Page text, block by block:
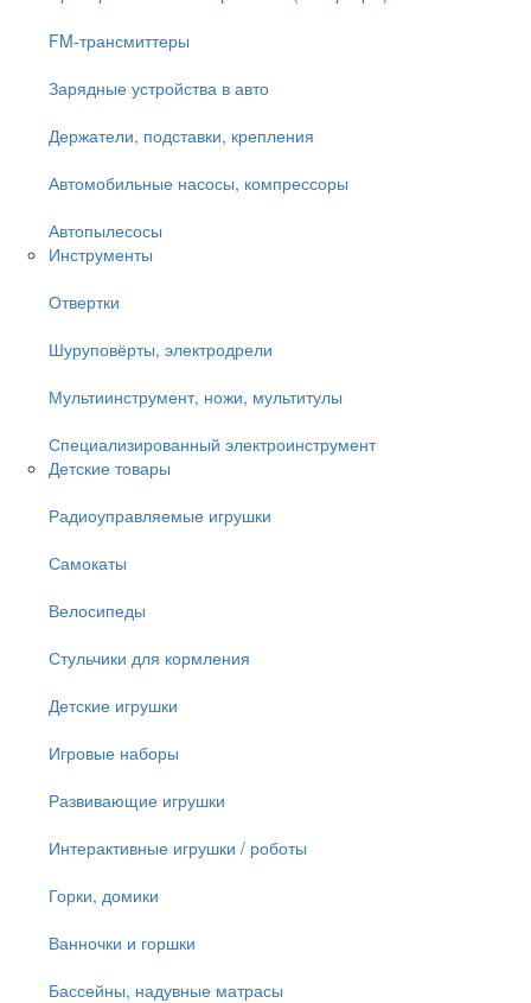
FM-трансмиттеры
Зарядные устройства в авто
Держатели, подставки, крепления
Автомобильные насосы, компрессоры
Автопылесосы
Инструменты
Отвертки
Шуруповёрты, электродрели
Мультиинструмент, ножи, мультитулы
Специализированный электроинструмент
Детские товары
Радиоуправляемые игрушки
Самокаты
Велосипеды
Стульчики для кормления
Детские игрушки
Игровые наборы
Развивающие игрушки
Интерактивные игрушки / роботы
Горки, домики
Ванночки и горшки
Бассейны, надувные матрасы